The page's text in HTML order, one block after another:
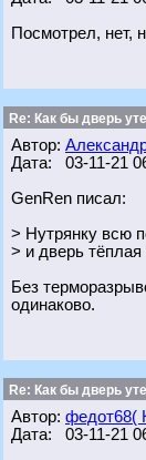
Посмотрел, нет,
Re: Как бы дверь
Автор:
Дата: 03-11-21
GenRen писал:
> Нутрянку всю
> и дверь тёплая
Без
одинаково.
Re: Как бы дверь
Автор: федот68(
Дата: 03-11-21